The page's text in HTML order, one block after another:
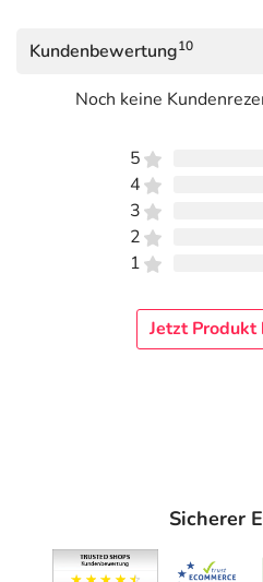
Leukoplast Kids Pflaster 6 cm
Schnitt- und Schürfwunden
Wir haben was für die ganze
trocknen Sie die Tränen,
richtigen Größe zu, kleben es
die Schmerzen einfach weg
wieder glücklich.
schnell vergessen: Egal ob
Schulkind – die bunten
Schutzfolie abziehen
platzieren und zweite
Kundenbewertung10
Noch keine
5
4
3
2
1
Jetzt
Sicherer